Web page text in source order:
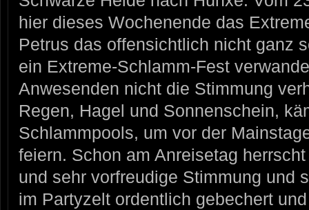
hier dieses Wochenende das
Petrus das offensichtlich nicht ganz
ein Extreme-Schlamm-Fest
Anwesenden nicht die Stimmung
Regen, Hagel und Sonnenschein,
Schlammpools, um vor der
feiern. Schon am Anreisetag
und sehr vorfreudige Stimmung und
im Partyzelt ordentlich gebechert